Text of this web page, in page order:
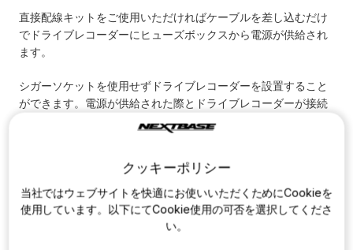
在
の
在
庫：
直接配線キットをご使用いただければケーブルを差し込むだけ
でドライブレコーダーにヒューズボックスから電源が供給され
ます。
シガーソケットを使用せずドライブレコーダーを設置すること
ができます。電源が供給された際とドライブレコーダーが接続
された際に青色のLEDインジケーターで知らせます。
ーから常に一定の電力が供給されている状態になりますが、直
接配線キットを使えば車両のエンジンをかけた時にだけ自動的
に録画を始めるようになります。
クッキーポリシー
当社ではウェブサイトを快適にお使いいただくためにCookieを
使用しています。以下にてCookie使用の可否を選択してくださ
い。